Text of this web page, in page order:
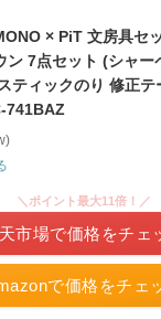
× PiT 文房具セ
ン 7点セット (シャー
ティックのり 修正テ
741BAZ
で価格をチェ
＼ポイント最大11倍！／
市場で価格をチェ